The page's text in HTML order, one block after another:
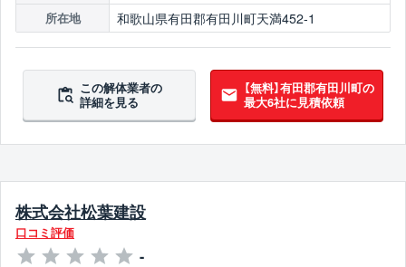
所在地 和歌山県有田郡有田川町天満452-1
この解体業者の
詳細を見る
【無料】有田郡有田川町の
最大6社に見積依頼
株式会社松葉建設
口コミ評価
-